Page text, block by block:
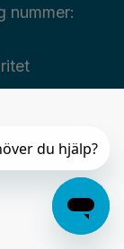
nummer: